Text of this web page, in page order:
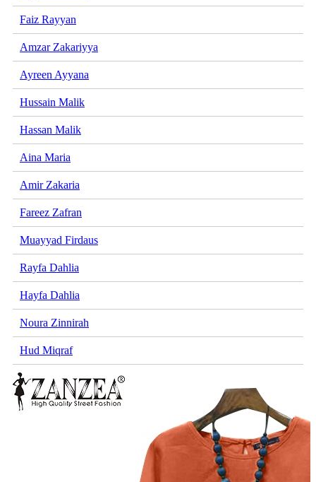
Faiz Rayyan
Amzar Zakariyya
Ayreen Ayyana
Hussain Malik
Hassan Malik
Aina Maria
Amir Zakaria
Fareez Zafran
Muayyad Firdaus
Rayfa Dahlia
Hayfa Dahlia
Noura Zinnirah
Hud Miqraf